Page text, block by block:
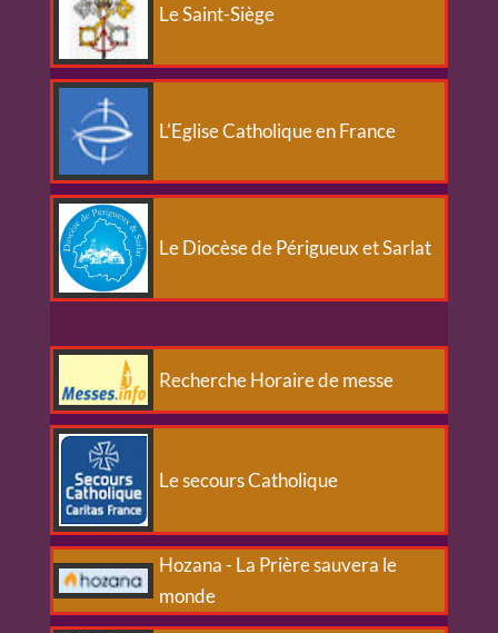
Le Saint-Siège
L'Eglise Catholique en France
Le Diocèse de Périgueux et Sarlat
Recherche Horaire de messe
Le secours Catholique
Hozana - La Prière sauvera le
monde